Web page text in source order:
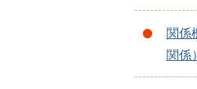
関係
関係）